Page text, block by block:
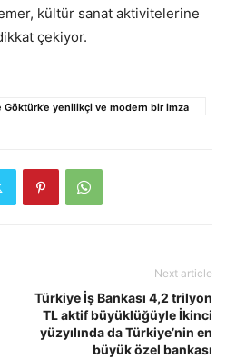
kültür sanat aktivitelerine
çekiyor.
yenilikçi ve modern bir imza
Next article
Türkiye İş Bankası 4,2 trilyon
TL aktif büyüklüğüyle İkinci
yüzyılında da Türkiye’nin en
büyük özel bankası